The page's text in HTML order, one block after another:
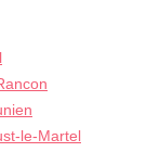
le-Martel